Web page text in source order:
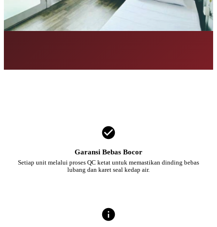
Garansi Bebas Bocor
Setiap unit melalui proses QC ketat untuk memastikan dinding bebas
lubang dan karet seal kedap air.